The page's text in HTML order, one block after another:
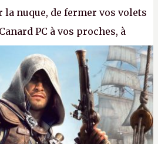
la nuque, de fermer vos volets
PC à vos proches, à
que vous croisez
tous ! –ER.